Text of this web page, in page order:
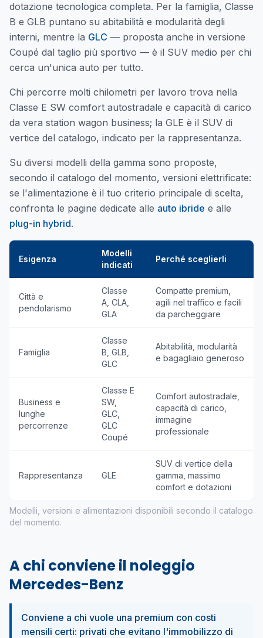
dotazione tecnologica completa. Per la famiglia, Classe
B e GLB puntano su abitabilità e modularità degli
interni, mentre la GLC — proposta anche in versione
Coupé dal taglio più sportivo — è il SUV medio per chi
cerca un'unica auto per tutto.
Chi percorre molti chilometri per lavoro trova nella
Classe E SW comfort autostradale e capacità di carico
da vera station wagon business; la GLE è il SUV di
vertice del catalogo, indicato per la rappresentanza.
Su diversi modelli della gamma sono proposte,
secondo il catalogo del momento, versioni elettrificate:
se l'alimentazione è il tuo criterio principale di scelta,
confronta le pagine dedicate alle auto ibride e alle
plug-in hybrid.
Esigenza
Modelli
indicati
Perché sceglierli
Città e
pendolarismo
Classe
A, CLA,
GLA
Compatte premium,
agili nel traffico e facili
da parcheggiare
Famiglia
Classe
B, GLB,
GLC
Abitabilità, modularità
e bagagliaio generoso
Business e
lunghe
percorrenze
Classe E
SW,
GLC,
GLC
Coupé
Comfort autostradale,
capacità di carico,
immagine
professionale
Rappresentanza GLE
SUV di vertice della
gamma, massimo
comfort e dotazioni
Modelli, versioni e alimentazioni disponibili secondo il catalogo
del momento.
A chi conviene il noleggio
Mercedes-Benz
Conviene a chi vuole una premium con costi
mensili certi: privati che evitano l'immobilizzo di